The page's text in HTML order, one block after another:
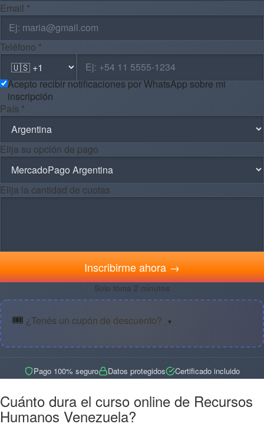
Email *
Teléfono *
Acepto recibir notificaciones por WhatsApp sobre mi
inscripción
País *
Elija su opción de pago
Elija la cantidad de cuotas
Inscribirme ahora →
Solo toma 2 minutos
🎟️ ¿Tenés un cupón de descuento? ▼
Pago 100% seguro Datos protegidos Certificado incluido
Cuánto dura el curso online de Recursos
Humanos Venezuela?